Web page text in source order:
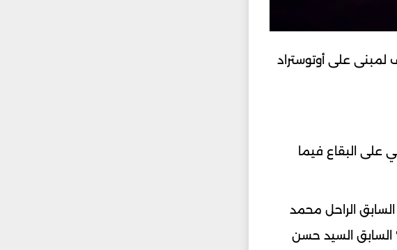
لمبنى على أوتوستراد
الإسرائيلي على البقاع فيما
الراحل محمد
السابق السيد حسن